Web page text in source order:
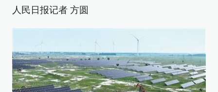
人民日报记者 方圆